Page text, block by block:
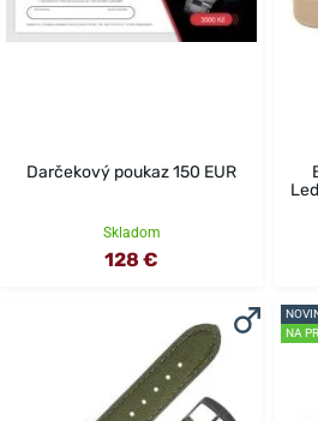
Darčekový poukaz 150 EUR
Skladom
128 €
NA